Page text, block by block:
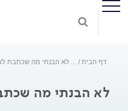
דף הבית לא הבנתי מה שכתבת
לא הבנתי מה